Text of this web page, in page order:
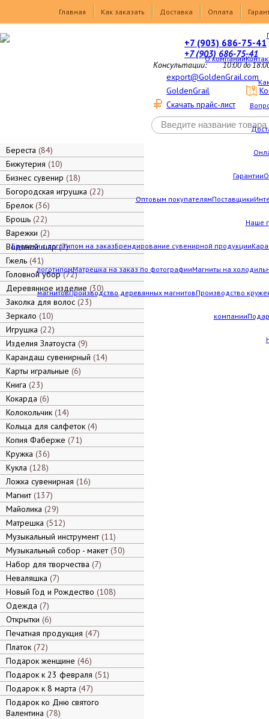
Главная
Как заказать Доставка Оплата
О компании
Гарантии
Оптовым покупателямПоставщики
Наше
Брелоки с логотипом на заказБрендирование сувенирной продукции
логотипомМатрешка на заказ по фотографииМагниты на
магнитовПроизводство деревянных магнитовПроизводство
компании
+7 (903) 686-75-41
+7 (903) 686-75-41
Консультации: 10:00 до
export@GoldenGrail.com
GoldenGrail
Скачать прайс-лист
Береста 84
Бижутерия 10
Бизнес сувенир 18
Богородская игрушка 22
Брелок 36
Брошь 22
Варежки 2
Водяной шар 7
Гжель 41
Головной убор 72
Деревянное изделие 30
Заколка для волос 23
Зеркало 10
Игрушка 22
Изделия Златоуста 9
Карандаш сувенирный 14
Карты игральные 6
Книга 23
Кокарда 6
Колокольчик 14
Кольца для салфеток 4
Копия Фаберже 71
Кружка 36
Кукла 128
Ложка сувенирная 16
Магнит 137
Майолика 29
Матрешка 512
Музыкальный инструмент 11
Музыкальный собор - макет 30
Набор для творчества 7
Неваляшка 7
Новый Год и Рождество 108
Одежда 7
Открытки 6
Печатная продукция 47
Платок 72
Подарок женщине 46
Подарок к 23 февраля 51
Подарок к 8 марта 47
Подарок ко Дню святого
Валентина 78